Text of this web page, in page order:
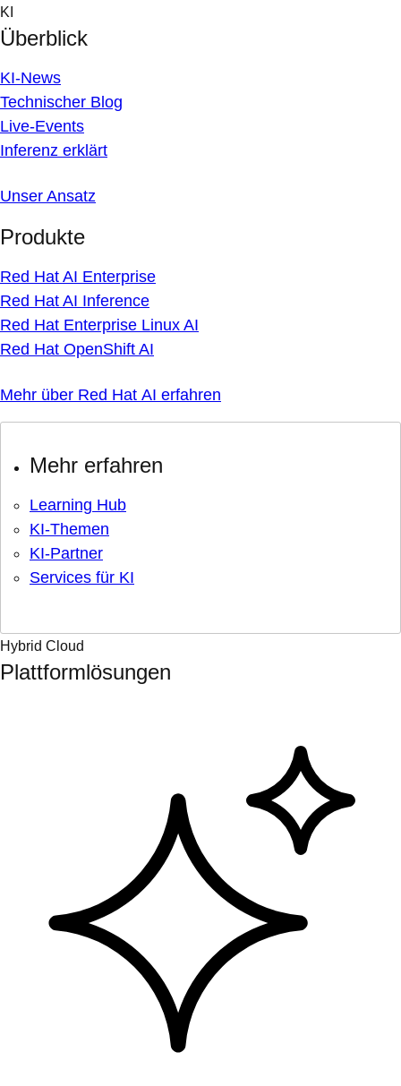
Skip
to
content
KI
Überblick
KI-News
Technischer Blog
Live-Events
Inferenz erklärt
Unser Ansatz
Produkte
Red Hat AI Enterprise
Red Hat AI Inference
Red Hat Enterprise Linux AI
Red Hat OpenShift AI
Mehr über Red Hat AI erfahren
Mehr erfahren
Learning Hub
KI-Themen
KI-Partner
Services für KI
Hybrid Cloud
Plattformlösungen